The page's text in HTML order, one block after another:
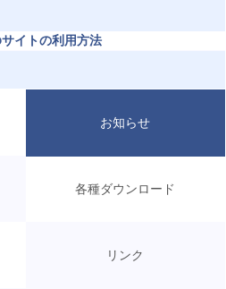
イトの利用方法
お知らせ
各種ダウンロード
リンク